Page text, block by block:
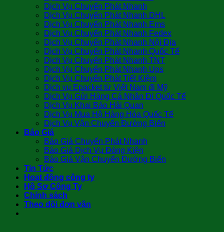
Dịch Vụ Chuyển Phát Nhanh
Dịch Vụ Chuyển Phát Nhanh DHL
Dịch Vụ Chuyển Phát Nhanh Ems
Dịch Vụ Chuyển Phát Nhanh Fedex
Dịch Vụ Chuyển Phát Nhanh Nội Địa
Dịch Vụ Chuyển Phát Nhanh Quốc Tế
Dịch Vụ Chuyển Phát Nhanh TNT
Dịch Vụ Chuyển Phát Nhanh Ups
Dịch Vụ Chuyển Phát Tiết Kiệm
Dịch vụ Epacket từ Việt Nam đi Mỹ
Dịch Vụ Gửi Hàng Cá Nhân Đi Quốc Tế
Dịch Vụ Khai Báo Hải Quan
Dịch Vụ Mua Hộ Hàng Hóa Quốc Tế
Dịch Vụ Vận Chuyển Đường Biển
Báo Giá
Báo Giá Chuyển Phát Nhanh
Báo Giá Dịch Vụ Đóng Kiện
Báo Giá Vận Chuyển Đường Biển
Tin Tức
Hoạt động công ty
Hồ Sơ Công Ty
Chính sách
Theo dõi đơn vận